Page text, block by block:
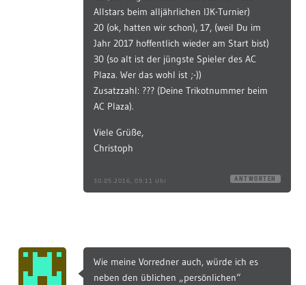
Allstars beim alljährlichen IJK-Turnier)
20 (ok, hatten wir schon), 17, (weil Du im
Jahr 2017 hoffentlich wieder am Start bist)
30 (so alt ist der jüngste Spieler des AC
Plaza. Wer das wohl ist ;-))
Zusatzzahl: ??? (Deine Trikotnummer beim
AC Plaza).
Viele Grüße,
Christoph
30.05.2016, 09:11 Uhr ANTWORTEN
Wie meine Vorredner auch, würde ich es
neben den üblichen „persönlichen“